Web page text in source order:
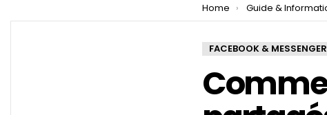
You are here:
Home Guide &
FACEBOOK & MESSENGER